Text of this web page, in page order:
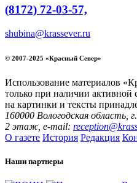
(8172) 72-03-57,
shubina@krassever.ru
© 2007-2025 «Красный Север»
Использование материалов
только при наличии активной
на картинки и тексты
160000 Вологодская область,
2 этаж, e-mail:
О газете История Редакция
Наши партнеры